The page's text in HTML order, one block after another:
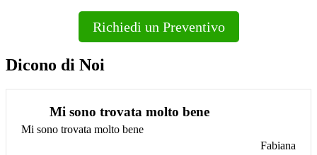
Richiedi un Preventivo
Dicono di Noi
Mi sono trovata molto bene
Mi sono trovata molto bene
Fabiana